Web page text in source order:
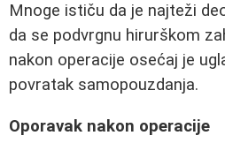
Mnoge ističu da je najteži
da se podvrgnu hirurškom
nakon operacije osećaj je
povratak samopouzdanja.
Oporavak nakon operacije